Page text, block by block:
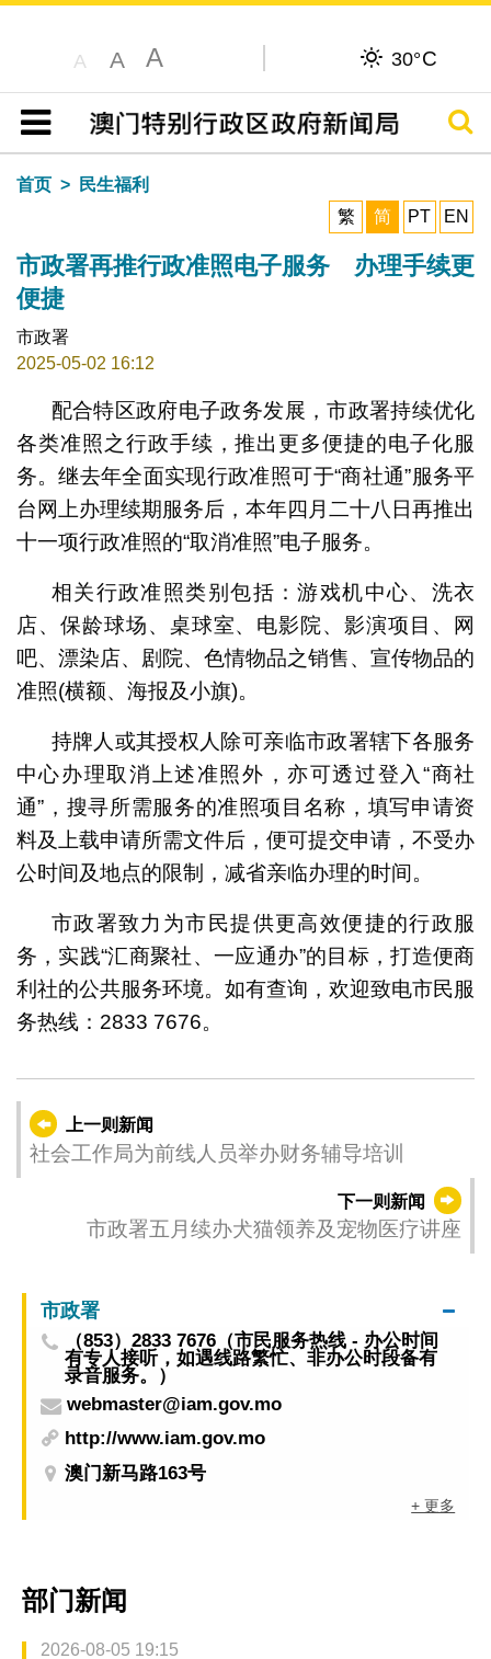
A A A 30°C
目录
搜寻
首页
民生福利
繁
简 PT EN
市政署再推行政准照电子服务 办理手续更
便捷
市政署
2025-05-02 16:12
配合特区政府电子政务发展，市政署持续优化
各类准照之行政手续，推出更多便捷的电子化服
务。继去年全面实现行政准照可于“商社通”服务平
台网上办理续期服务后，本年四月二十八日再推出
十一项行政准照的“取消准照”电子服务。
相关行政准照类别包括：游戏机中心、洗衣
店、保龄球场、桌球室、电影院、影演项目、网
吧、漂染店、剧院、色情物品之销售、宣传物品的
准照(横额、海报及小旗)。
持牌人或其授权人除可亲临市政署辖下各服务
中心办理取消上述准照外，亦可透过登入“商社
通”，搜寻所需服务的准照项目名称，填写申请资
料及上载申请所需文件后，便可提交申请，不受办
公时间及地点的限制，减省亲临办理的时间。
市政署致力为市民提供更高效便捷的行政服
务，实践“汇商聚社、一应通办”的目标，打造便商
利社的公共服务环境。如有查询，欢迎致电市民服
务热线：2833 7676。
上一则新闻
社会工作局为前线人员举办财务辅导培训
下一则新闻
市政署五月续办犬猫领养及宠物医疗讲座
市政署
（853）2833 7676（市民服务热线 - 办公时间
有专人接听，如遇线路繁忙、非办公时段备有
录音服务。）
webmaster@iam.gov.mo
http://www.iam.gov.mo
澳门新马路163号
+ 更多
部门新闻
2026-08-05 19:15